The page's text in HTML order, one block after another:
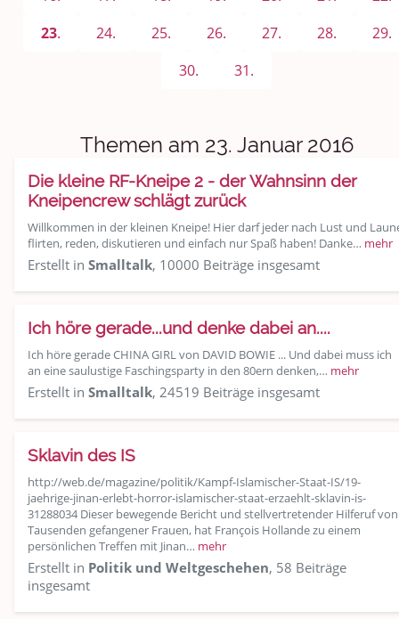
Sport & Freizeit
Kochen, Backen und Genießen
Anregungen und Support
Spiel, Spaß und Sinnlosigkeit
Gewicht reduzieren
Archiv
23. 24. 25. 26. 27. 28.
29.
30.
31.
Themen am 23. Januar 2016
Die kleine RF-Kneipe 2 - der Wahnsinn der
Kneipencrew schlägt zurück
Willkommen in der kleinen Kneipe! Hier darf jeder nach Lust und
flirten, reden, diskutieren und einfach nur Spaß haben! Danke… mehr
Erstellt in Smalltalk, 10000 Beiträge insgesamt
Ich höre gerade...und denke dabei an....
Ich höre gerade CHINA GIRL von DAVID BOWIE ... Und dabei muss ich
an eine saulustige Faschingsparty in den 80ern denken,… mehr
Erstellt in Smalltalk, 24519 Beiträge insgesamt
Sklavin des IS
http://web.de/magazine/politik/Kampf-Islamischer-Staat-IS/19-
jaehrige-jinan-erlebt-horror-islamischer-staat-erzaehlt-sklavin-is-
31288034 Dieser bewegende Bericht und stellvertretender Hilferuf von
Tausenden gefangener Frauen, hat François Hollande zu einem
persönlichen Treffen mit Jinan… mehr
Erstellt in Politik und Weltgeschehen, 58 Beiträge
insgesamt